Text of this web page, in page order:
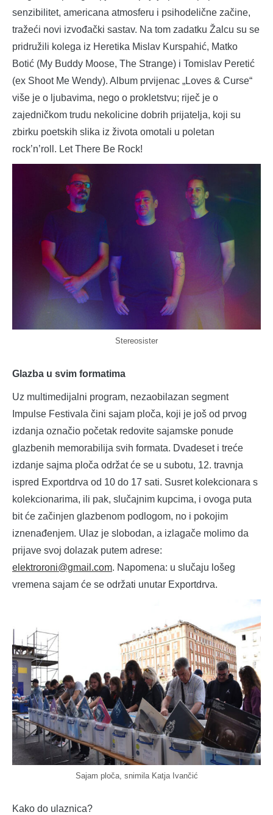
senzibilitet, americana atmosferu i psihodelične začine,
tražeći novi izvođački sastav. Na tom zadatku Žalcu su se
pridružili kolega iz Heretika Mislav Kurspahić, Matko
Botić (My Buddy Moose, The Strange) i Tomislav Peretić
(ex Shoot Me Wendy). Album prvijenac „Loves & Curse“
više je o ljubavima, nego o prokletstvu; riječ je o
zajedničkom trudu nekolicine dobrih prijatelja, koji su
zbirku poetskih slika iz života omotali u poletan
rock’n’roll. Let There Be Rock!
Stereosister
Glazba u svim formatima
Uz multimedijalni program, nezaobilazan segment
Impulse Festivala čini sajam ploča, koji je još od prvog
izdanja označio početak redovite sajamske ponude
glazbenih memorabilija svih formata. Dvadeset i treće
izdanje sajma ploča održat će se u subotu, 12. travnja
ispred Exportdrva od 10 do 17 sati. Susret kolekcionara s
kolekcionarima, ili pak, slučajnim kupcima, i ovoga puta
bit će začinjen glazbenom podlogom, no i pokojim
iznenađenjem. Ulaz je slobodan, a izlagače molimo da
prijave svoj dolazak putem adrese:
elektroroni@gmail.com. Napomena: u slučaju lošeg
vremena sajam će se održati unutar Exportdrva.
Sajam ploča, snimila Katja Ivančić
Kako do ulaznica?